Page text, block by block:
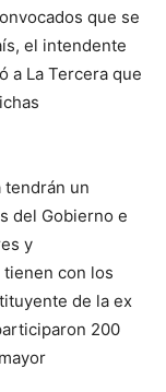
que se
el intendente
a La Tercera que
tendrán un
del Gobierno e
y
con los
de la ex
200